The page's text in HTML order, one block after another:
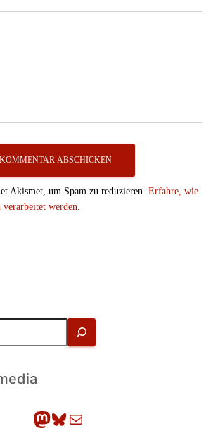
Akismet, um Spam zu reduzieren. Erfahre, wie
verarbeitet werden.
Mastodon Bluesky E-Mail